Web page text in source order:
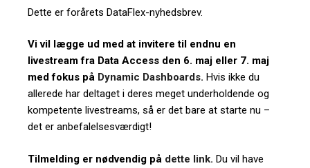
Dette er forårets DataFlex-nyhedsbrev.
Vi vil lægge ud med at invitere til endnu en
livestream fra Data Access den 6. maj eller 7. maj
med fokus på Dynamic Dashboards. Hvis ikke du
allerede har deltaget i deres meget underholdende og
kompetente livestreams, så er det bare at starte nu –
det er anbefalelsesværdigt!
Tilmelding er nødvendig på dette link. Du vil have